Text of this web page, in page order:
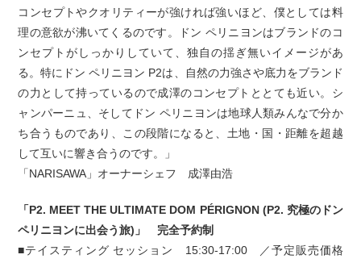
コンセプトやクオリティーが強ければ強いほど、僕としては料
理の意欲が沸いてくるのです。ドン ペリニヨンはブランドのコ
ンセプトがしっかりしていて、独自の揺ぎ無いイメージがあ
る。特にドン ペリニヨン P2は、自然の力強さや底力をブランド
の力として持っているので成澤のコンセプトととても近い。シ
ャンパーニュ、そしてドン ペリニヨンは地球人類みんなで分か
ち合うものであり、この段階になると、土地・国・距離を超越
して互いに響き合うのです。」
「NARISAWA」オーナーシェフ 成澤由浩
「P2. MEET THE ULTIMATE DOM PÉRIGNON (P2. 究極のドン
ペリニヨンに出会う旅)」 完全予約制
■テイスティング セッション 15:30-17:00 ／予定販売価格